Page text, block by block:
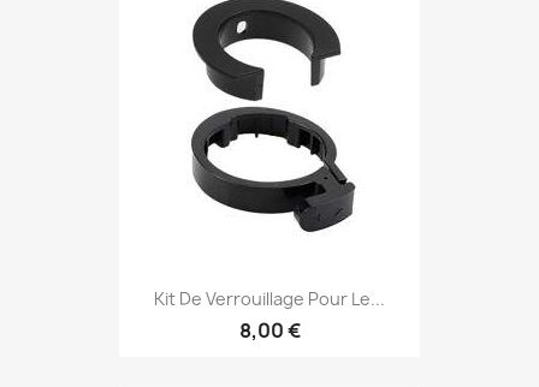
Kit De Verrouillage Pour Le...
8,00 €